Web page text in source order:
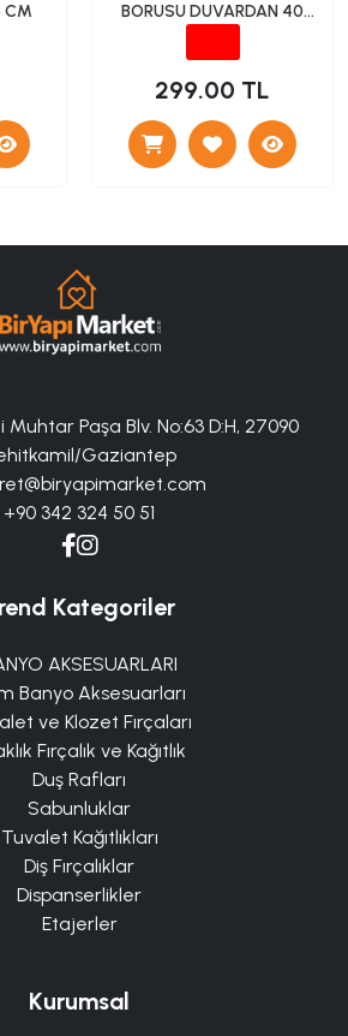
CM
BORUSU DUVARDAN 40
299.00 TL
Paşa Blv. No:63 D:H, 27090
Gaziantep
+90 342 324 50 51
Kategoriler
AKSESUARLARI
Banyo Aksesuarları
ve Klozet Fırçaları
Fırçalık ve Kağıtlık
Duş Rafları
Sabunluklar
Tuvalet Kağıtlıkları
Diş Fırçalıklar
Dispanserlikler
Etajerler
Kurumsal